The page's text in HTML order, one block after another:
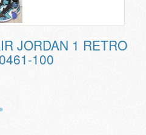
JORDAN 1 RETRO
100